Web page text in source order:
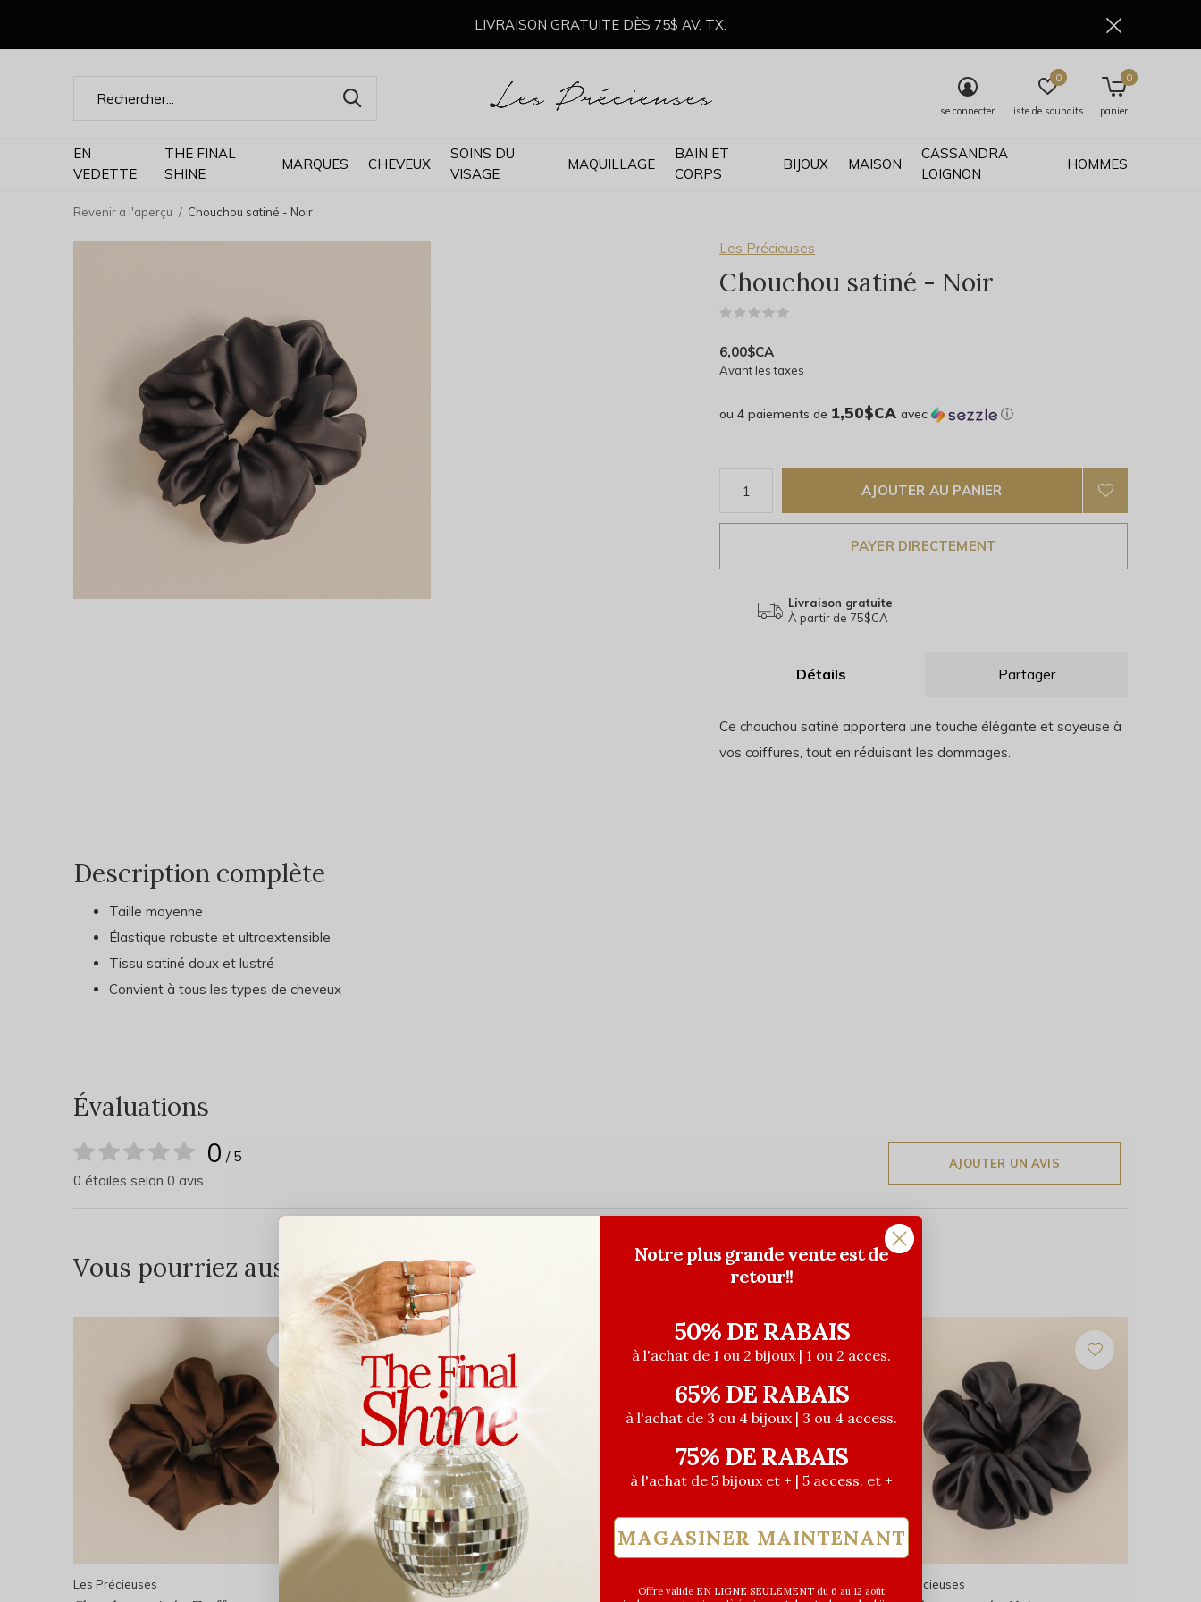
EN
VEDETTE
THE FINAL
SHINE
MARQUES CHEVEUX
SOINS DU
VISAGE
MAQUILLAGE
BAIN ET
CORPS
BIJOUX MAISON
CASSANDRA
LOIGNON
HOMMES
se connecter liste de souhaits
0
panier
0
LIVRAISON GRATUITE DÈS 75$ AV. TX.
Revenir à l'aperçu Chouchou satiné - Noir
Les Précieuses
Chouchou satiné - Noir
6,00$CA
Avant les taxes
ou 4 paiements de 1,50$CA avec ⓘ
AJOUTER AU PANIER
PAYER DIRECTEMENT
Livraison gratuite
À partir de 75$CA
Détails Partager
Ce chouchou satiné apportera une touche élégante et soyeuse à
vos coiffures, tout en réduisant les dommages.
Description complète
Taille moyenne
Élastique robuste et ultraextensible
Tissu satiné doux et lustré
Convient à tous les types de cheveux
Évaluations
0 / 5
0 étoiles selon 0 avis
AJOUTER UN AVIS
Vous pourriez aussi aimer...
Les Précieuses Les Précieuses Les Précieuses Les Précieuses
Notre plus grande vente est de
retour!!
50% DE RABAIS
à l'achat de 1 ou 2 bijoux | 1 ou 2 acces.
65% DE RABAIS
à l'achat de 3 ou 4 bijoux | 3 ou 4 access.
75% DE RABAIS
à l'achat de 5 bijoux et + | 5 access. et +
MAGASINER MAINTENANT
Offre valide EN LIGNE SEULEMENT du 6 au 12 août